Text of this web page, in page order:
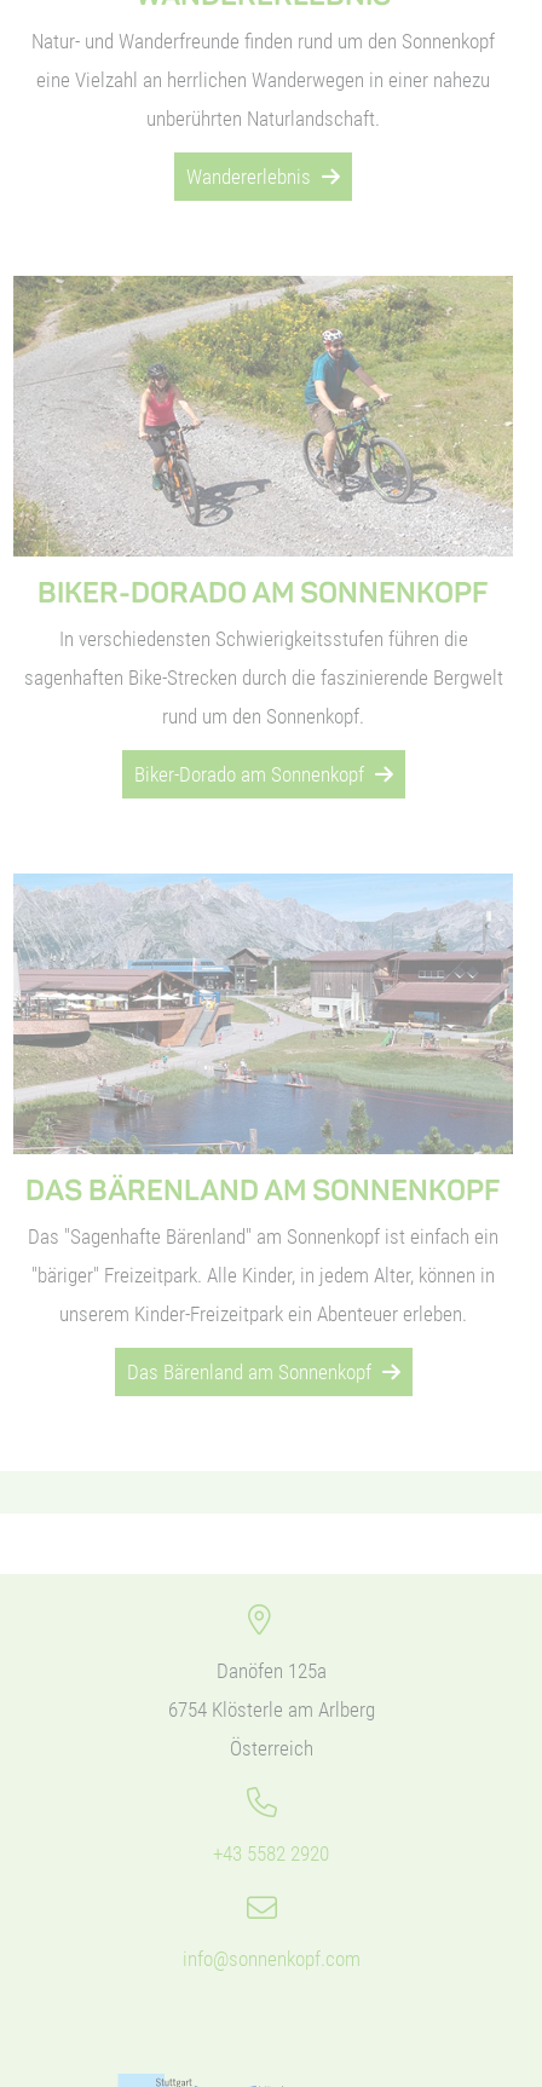
Natur- und Wanderfreunde finden rund um den Sonnenkopf
eine Vielzahl an herrlichen Wanderwegen in einer nahezu
unberührten Naturlandschaft.
Wandererlebnis
BIKER-DORADO AM SONNENKOPF
In verschiedensten Schwierigkeitsstufen führen die
sagenhaften Bike-Strecken durch die faszinierende Bergwelt
rund um den Sonnenkopf.
Biker-Dorado am Sonnenkopf
DAS BÄRENLAND AM SONNENKOPF
Das "Sagenhafte Bärenland" am Sonnenkopf ist einfach ein
"bäriger" Freizeitpark. Alle Kinder, in jedem Alter, können in
unserem Kinder-Freizeitpark ein Abenteuer erleben.
Das Bärenland am Sonnenkopf
Danöfen 125a
6754 Klösterle am Arlberg
Österreich
+43 5582 2920
info@sonnenkopf.com